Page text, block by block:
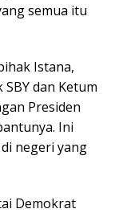
semua itu
Istana,
dan Ketum
Presiden
Ini
negeri yang
Demokrat